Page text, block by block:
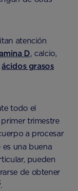
atención
D, calcio,
ácidos grasos
todo el
trimestre
a procesar
una buena
pueden
de obtener
.